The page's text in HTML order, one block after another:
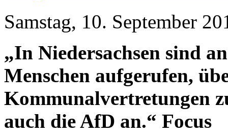
Samstag, 10. September
„In Niedersachsen sind
Menschen aufgerufen,
Kommunalvertretungen
auch die AfD an.“ Focus